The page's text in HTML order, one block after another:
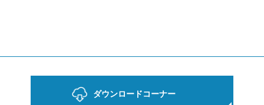
ダウンロードコーナー